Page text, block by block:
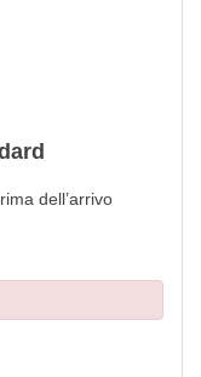
dell’arrivo